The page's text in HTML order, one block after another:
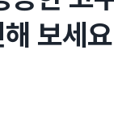
보세요